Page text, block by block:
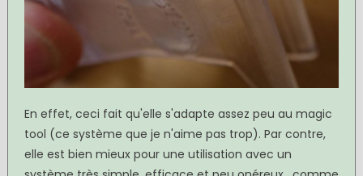
En effet, ceci fait qu'elle s'adapte assez peu au magic
tool (ce système que je n'aime pas trop). Par contre,
elle est bien mieux pour une utilisation avec un